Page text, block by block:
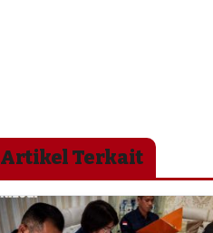
Artikel Terkait